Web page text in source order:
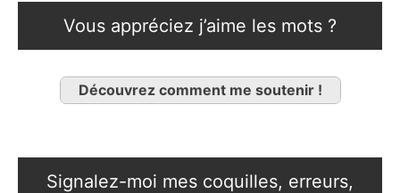
Vous appréciez j’aime les mots ?
Découvrez comment me soutenir !
Signalez-moi mes coquilles, erreurs,